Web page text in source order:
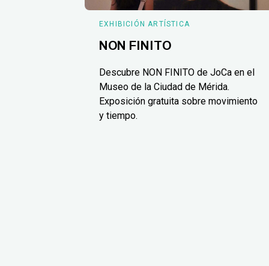
EXHIBICIÓN ARTÍSTICA
NON FINITO
Descubre NON FINITO de JoCa en el
Museo de la Ciudad de Mérida.
Exposición gratuita sobre movimiento
y tiempo.